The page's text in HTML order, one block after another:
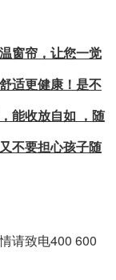
窗帘，让您一觉
适更健康！是不
能收放自如 ，随
不要担心孩子随
请致电400 600